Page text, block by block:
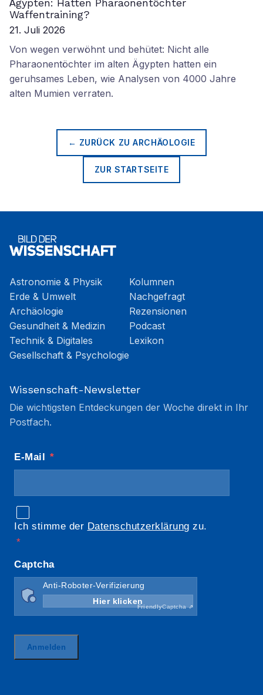
Ägypten: Hatten Pharaonentöchter
Waffentraining?
21. Juli 2026
Von wegen verwöhnt und behütet: Nicht alle
Pharaonentöchter im alten Ägypten hatten ein
geruhsames Leben, wie Analysen von 4000 Jahre
alten Mumien verraten.
← ZURÜCK ZUARCHÄOLOGIE
ZUR STARTSEITE
Astronomie & Physik
Erde & Umwelt
Archäologie
Gesundheit & Medizin
Technik & Digitales
Gesellschaft & Psychologie
Kolumnen
Nachgefragt
Rezensionen
Podcast
Lexikon
Wissenschaft-Newsletter
Die wichtigsten Entdeckungen der Woche direkt in Ihr
Postfach.